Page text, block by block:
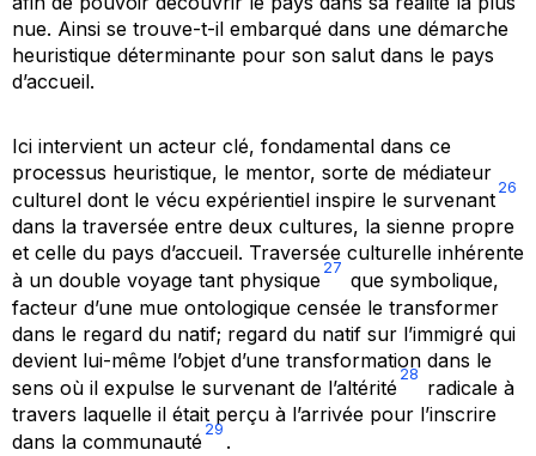
nue. Ainsi se trouve-t-il embarqué dans une démarche
heuristique déterminante pour son salut dans le pays
d’accueil.
Ici intervient un acteur clé, fondamental dans ce
processus heuristique, le mentor, sorte de médiateur
culturel dont le vécu expérientiel inspire le survenant
26
dans la traversée entre deux cultures, la sienne propre
et celle du pays d’accueil. Traversée culturelle inhérente
à un double voyage tant physique
27
que symbolique,
facteur d’une mue ontologique censée le transformer
dans le regard du natif; regard du natif sur l’immigré qui
devient lui-même l’objet d’une transformation dans le
sens où il expulse le survenant de l’altérité
28
radicale à
travers laquelle il était perçu à l’arrivée pour l’inscrire
dans la communauté
29
.